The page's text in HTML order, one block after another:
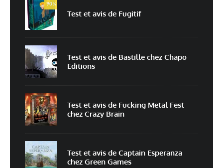
*
Enregistrer mon nom, mon e-mail et mon site dans le navigateur pour
mon prochain commentaire.
Prévenez-moi de tous les nouveaux commentaires par e-mail.
Prévenez-moi de tous les nouveaux articles par e-mail.
90%
Test et avis de Fugitif
Test et avis de Bastille chez Chapo
Editions
Test et avis de Fucking Metal Fest
chez Crazy Brain
Test et avis de Captain Esperanza
chez Green Games